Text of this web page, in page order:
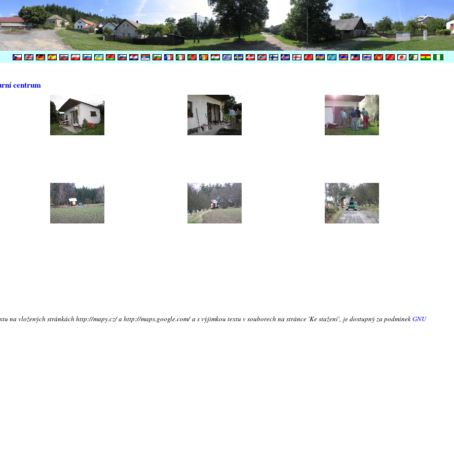
centrum
na vložených stránkách http://mapy.cz/ a http://maps.google.com/ a s výjimkou textu v souborech na stránce 'Ke stažení', je dostupný za podmínekGNU